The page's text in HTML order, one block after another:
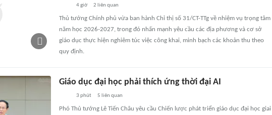
4 giờ 2 liên quan
Thủ tướng Chính phủ vừa ban hành Chỉ thị số 31/CT-TTg về nhiệm vụ trọng tâm
năm học 2026-2027, trong đó nhấn mạnh yêu cầu các địa phương và cơ sở
giáo dục thực hiện nghiêm túc việc công khai, minh bạch các khoản thu theo
quy định.
Giáo dục đại học phải thích ứng thời đại AI
3 phút 5 liên quan
Phó Thủ tướng Lê Tiến Châu yêu cầu Chiến lược phát triển giáo dục đại học giai